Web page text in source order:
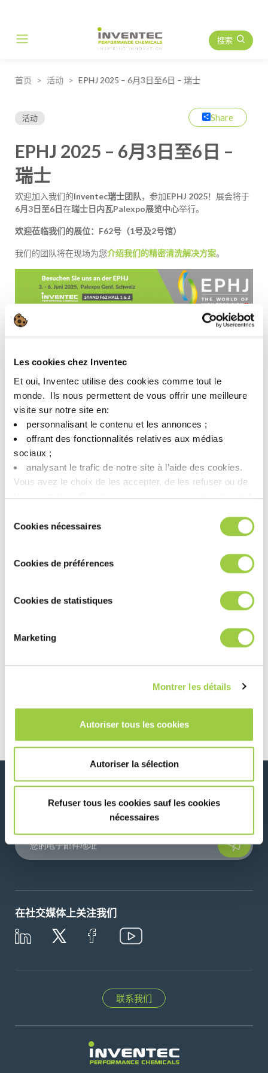
Les cookies chez Inventec
Et oui, Inventec utilise des cookies comme tout le
monde. ​ Ils nous permettent de vous offrir une meilleure
visite sur notre site en:​
personnalisant le contenu et les annonces ;​
offrant des fonctionnalités relatives aux médias
sociaux ; ​
analysant le trafic de notre site à l’aide des cookies.​
Vous avez le choix de les accepter, de les refuser ou de
les paramétrer.​ Pas de panique, vous pourrez également
cookies.​ ​ ​
duCookies nécessaires
Cookies de préférences
Cookies de statistiques
Marketing
Montrer les détails
Autoriser tous les cookies
Autoriser la sélection
Refuser tous les cookies sauf les cookies
nécessaires
Main Navigation 搜索
首页 活动 EPHJ 2025 – 6月3日至6日 – 瑞士
活动 Share
EPHJ 2025 – 6月3日至6日 –
瑞士
欢迎加入我们的Inventec瑞士团队，参加EPHJ 2025！展会将于
6月3日至6日在瑞士日内瓦Palexpo展览中心举行。
欢迎莅临我们的展位：F62号（1号及2号馆）
我们的团队将在现场为您介绍我们的精密清洗解决方案。
Post navigation
Previous article
欢迎来到 SusHI
Tech Tokyo 的法
国馆与我们见面！
CleanMeca 2025 –
相关产品
PROMOSOLV NEO B1
新闻、服务、产品、..
与我们的时事通讯保持联系！
Please leave
在社交媒体上关注我们
联系我们